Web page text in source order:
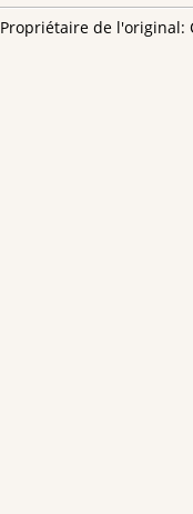
Propriétaire de l'original: